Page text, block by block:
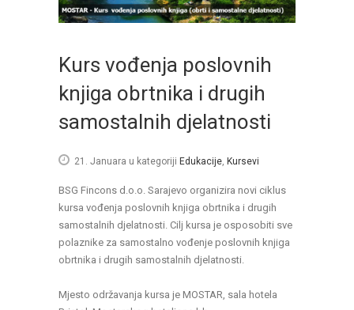
Kurs vođenja poslovnih
knjiga obrtnika i drugih
samostalnih djelatnosti
21. Januara u kategoriji Edukacije Kursevi
BSG Fincons d.o.o. Sarajevo organizira novi ciklus
kursa vođenja poslovnih knjiga obrtnika i drugih
samostalnih djelatnosti. Cilj kursa je osposobiti sve
polaznike za samostalno vođenje poslovnih knjiga
obrtnika i drugih samostalnih djelatnosti.
Mjesto održavanja kursa je MOSTAR, sala hotela